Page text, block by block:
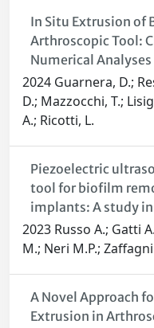
In Situ Extrusion of
Arthroscopic Tool:
Numerical Analyses
2024 Guarnera, D.;
D.; Mazzocchi, T.;
A.; Ricotti, L.
Piezoelectric
tool for biofilm
implants: A study
2023 Russo A.; Gatti
M.; Neri M.P.;
A Novel Approach
Extrusion in